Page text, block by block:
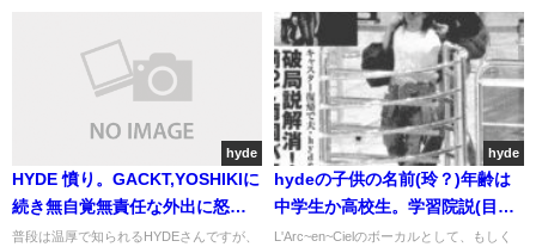
hyde
HYDE 憤り。GACKT,YOSHIKIに
続き無自覚無責任な外出に怒り
コメント
普段は温厚で知られるHYDEさんですが、
hyde
hydeの子供の名前(玲？)年齢は
中学生か高校生。学習院説(目撃
談)
L'Arc~en~Cielのボーカルとして、もしく